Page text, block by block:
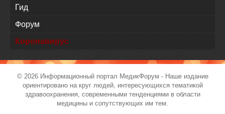
Гид
Форум
Коронавирус
© 2026 Информационный портал МедикФорум - Наше издание
ориентировано на круг людей, интересующихся тематикой
здравоохранения, современными тенденциями в области
медицины и сопутствующих им тем.